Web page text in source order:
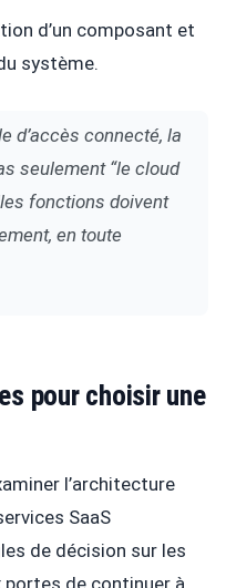
d’un composant et
système.
d’accès connecté, la
seulement “le cloud
fonctions doivent
en toute
pour choisir une
l’architecture
SaaS
de décision sur les
de continuer à